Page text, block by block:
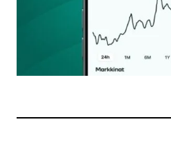
Nimesi tai nimimerkkisi
Sähköpostiosoitteesi
Tilaa SalkunRakentajan